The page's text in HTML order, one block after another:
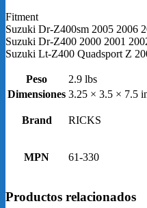
Z400
QuadSport
Z
2000-
cantidad
Fitment
Suzuki Dr-Z400sm 2005 2006
Suzuki Dr-Z400 2000 2001
Suzuki Lt-Z400 Quadsport Z
Peso
2.9 lbs
Dimensiones 3.25 × 3.5 × 7.5
Brand RICKS
MPN 61-330
Productos relacionados